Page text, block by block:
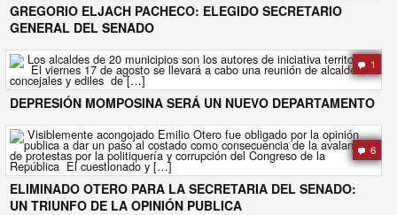
GREGORIO ELJACH PACHECO: ELEGIDO SECRETARIO
GENERAL DEL SENADO
1
DEPRESIÓN MOMPOSINA SERÁ UN NUEVO DEPARTAMENTO
6
ELIMINADO OTERO PARA LA SECRETARIA DEL SENADO:
UN TRIUNFO DE LA OPINIÓN PUBLICA